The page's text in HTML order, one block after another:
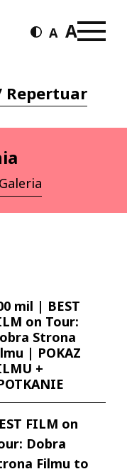
Repertuar
Galeria
mil | BEST
on Tour:
Strona
| POKAZ
+
FILM on
Dobra
Filmu to